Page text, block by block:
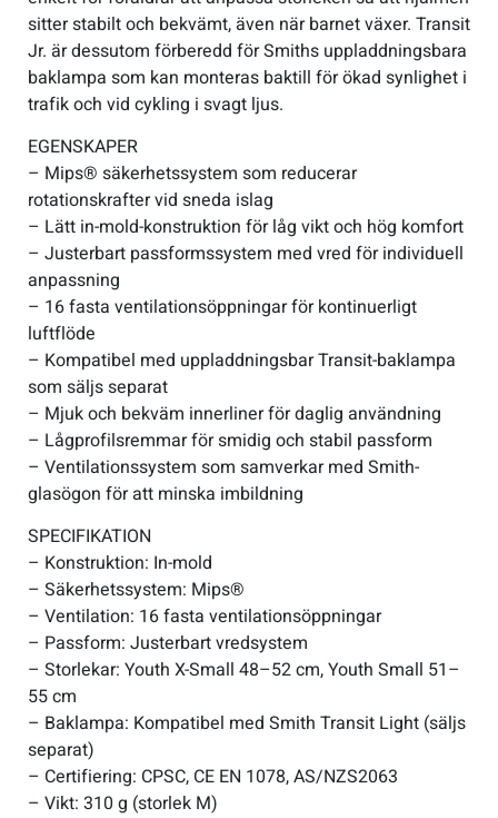
sitter stabilt och bekvämt, även när barnet växer. Transit
Jr. är dessutom förberedd för Smiths uppladdningsbara
baklampa som kan monteras baktill för ökad synlighet i
trafik och vid cykling i svagt ljus.
EGENSKAPER
– Mips® säkerhetssystem som reducerar
rotationskrafter vid sneda islag
– Lätt in-mold-konstruktion för låg vikt och hög komfort
– Justerbart passformssystem med vred för individuell
anpassning
– 16 fasta ventilationsöppningar för kontinuerligt
luftflöde
– Kompatibel med uppladdningsbar Transit-baklampa
som säljs separat
– Mjuk och bekväm innerliner för daglig användning
– Lågprofilsremmar för smidig och stabil passform
– Ventilationssystem som samverkar med Smith-
glasögon för att minska imbildning
SPECIFIKATION
– Konstruktion: In-mold
– Säkerhetssystem: Mips®
– Ventilation: 16 fasta ventilationsöppningar
– Passform: Justerbart vredsystem
– Storlekar: Youth X-Small 48–52 cm, Youth Small 51–
55 cm
– Baklampa: Kompatibel med Smith Transit Light (säljs
separat)
– Certifiering: CPSC, CE EN 1078, AS/NZS2063
– Vikt: 310 g (storlek M)